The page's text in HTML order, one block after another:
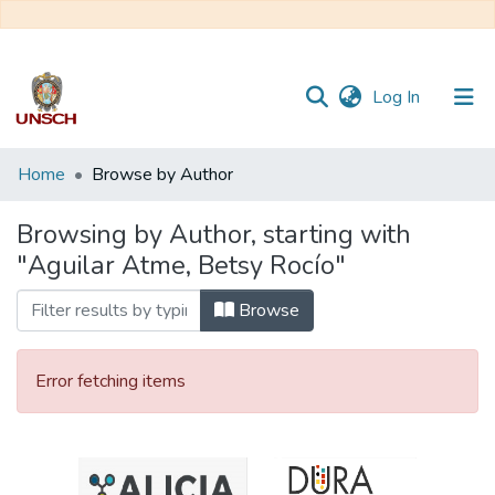
Log In (current)
Communities
Collections
All of DSpace
Home Browse by Author
Browsing by Author, starting with
"Aguilar Atme, Betsy Rocío"
Browse
Error fetching items